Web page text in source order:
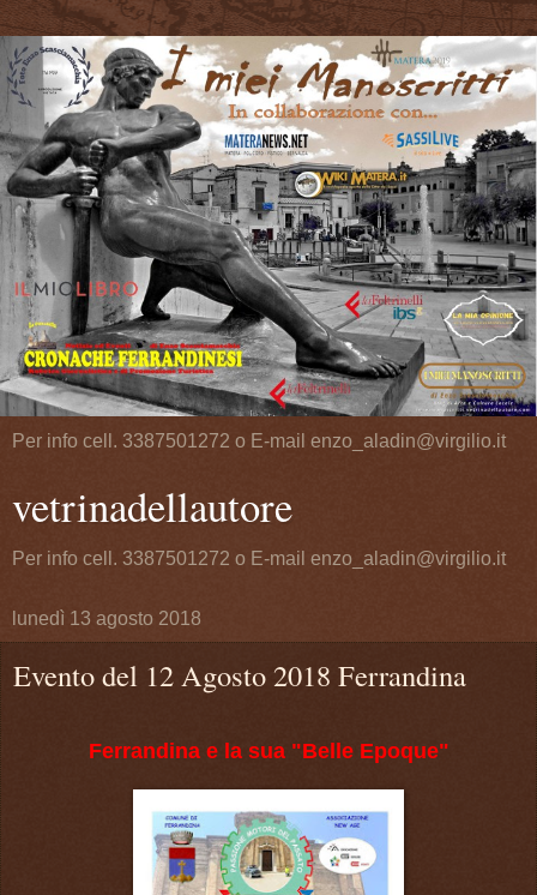
Per info cell. 3387501272 o E-mail enzo_aladin@virgilio.it
vetrinadellautore
Per info cell. 3387501272 o E-mail enzo_aladin@virgilio.it
lunedì 13 agosto 2018
Evento del 12 Agosto 2018 Ferrandina
Ferrandina e la sua "Belle Epoque"